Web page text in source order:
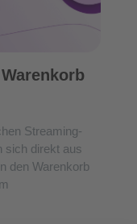
Streaming-
sich direkt aus
den Warenkorb